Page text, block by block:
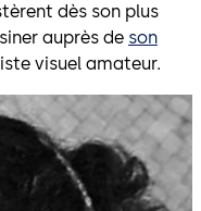
dès son plus
auprès de son
visuel amateur.